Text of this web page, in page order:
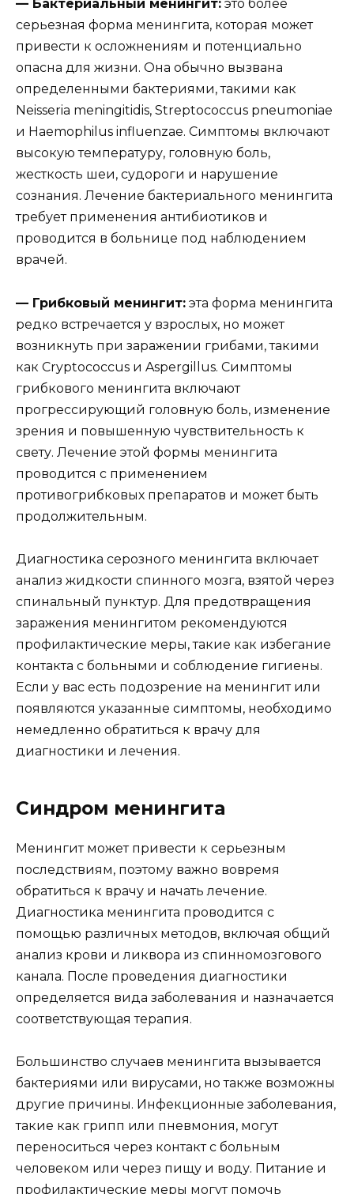
— Бактериальный менингит: это более
серьезная форма менингита, которая может
привести к осложнениям и потенциально
опасна для жизни. Она обычно вызвана
определенными бактериями, такими как
Neisseria meningitidis, Streptococcus pneumoniae
и Haemophilus influenzae. Симптомы включают
высокую температуру, головную боль,
жесткость шеи, судороги и нарушение
сознания. Лечение бактериального менингита
требует применения антибиотиков и
проводится в больнице под наблюдением
врачей.
— Грибковый менингит: эта форма менингита
редко встречается у взрослых, но может
возникнуть при заражении грибами, такими
как Cryptococcus и Aspergillus. Симптомы
грибкового менингита включают
прогрессирующий головную боль, изменение
зрения и повышенную чувствительность к
свету. Лечение этой формы менингита
проводится с применением
противогрибковых препаратов и может быть
продолжительным.
Диагностика серозного менингита включает
анализ жидкости спинного мозга, взятой через
спинальный пунктур. Для предотвращения
заражения менингитом рекомендуются
профилактические меры, такие как избегание
контакта с больными и соблюдение гигиены.
Если у вас есть подозрение на менингит или
появляются указанные симптомы, необходимо
немедленно обратиться к врачу для
диагностики и лечения.
Синдром менингита
Менингит может привести к серьезным
последствиям, поэтому важно вовремя
обратиться к врачу и начать лечение.
Диагностика менингита проводится с
помощью различных методов, включая общий
анализ крови и ликвора из спинномозгового
канала. После проведения диагностики
определяется вида заболевания и назначается
соответствующая терапия.
Большинство случаев менингита вызывается
бактериями или вирусами, но также возможны
другие причины. Инфекционные заболевания,
такие как грипп или пневмония, могут
переноситься через контакт с больным
человеком или через пищу и воду. Питание и
профилактические меры могут помочь